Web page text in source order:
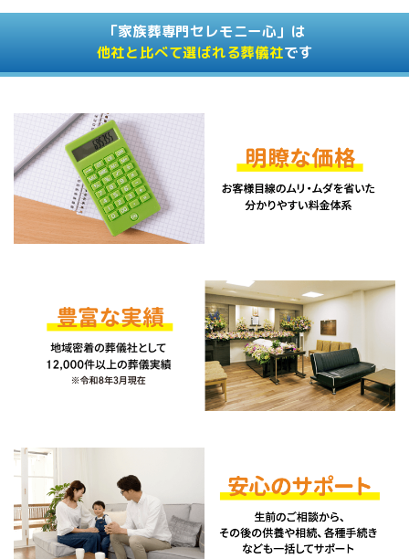
「家族葬専門セレモニー心」は
他社と比べて選ばれる葬儀社です